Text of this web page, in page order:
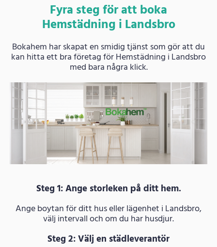
Fyra steg för att boka
Hemstädning i Landsbro
Bokahem har skapat en smidig tjänst som gör att du
kan hitta ett bra företag för Hemstädning i Landsbro
med bara några klick.
Steg 1: Ange storleken på ditt hem.
Ange boytan för ditt hus eller lägenhet i Landsbro,
välj intervall och om du har husdjur.
Steg 2: Välj en städleverantör